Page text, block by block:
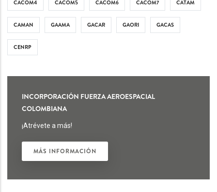
CACOM4 CACOM5 CACOM6 CACOM7 CATAM
CAMAN GAAMA GACAR GAORI GACAS
CENRP
INCORPORACIÓN FUERZA AEROESPACIAL
COLOMBIANA
¡Atrévete a más!
MÁS INFORMACIÓN